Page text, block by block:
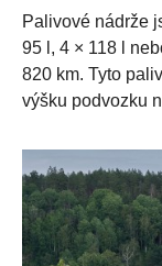
Palivové nádrže
95 l, 4 × 118 l
820 km. Tyto
výšku podvozku